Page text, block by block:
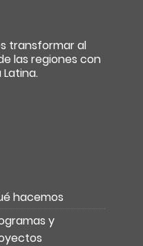
transformar al
las regiones con
hacemos
y